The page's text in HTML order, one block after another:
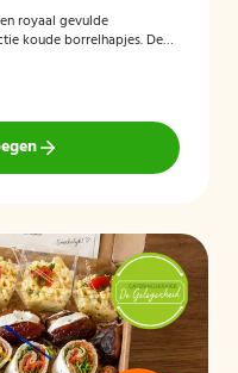
royaal gevulde
koude borrelhapjes. De
gelegenheden. Met
grotere groep gasten te
snacks.